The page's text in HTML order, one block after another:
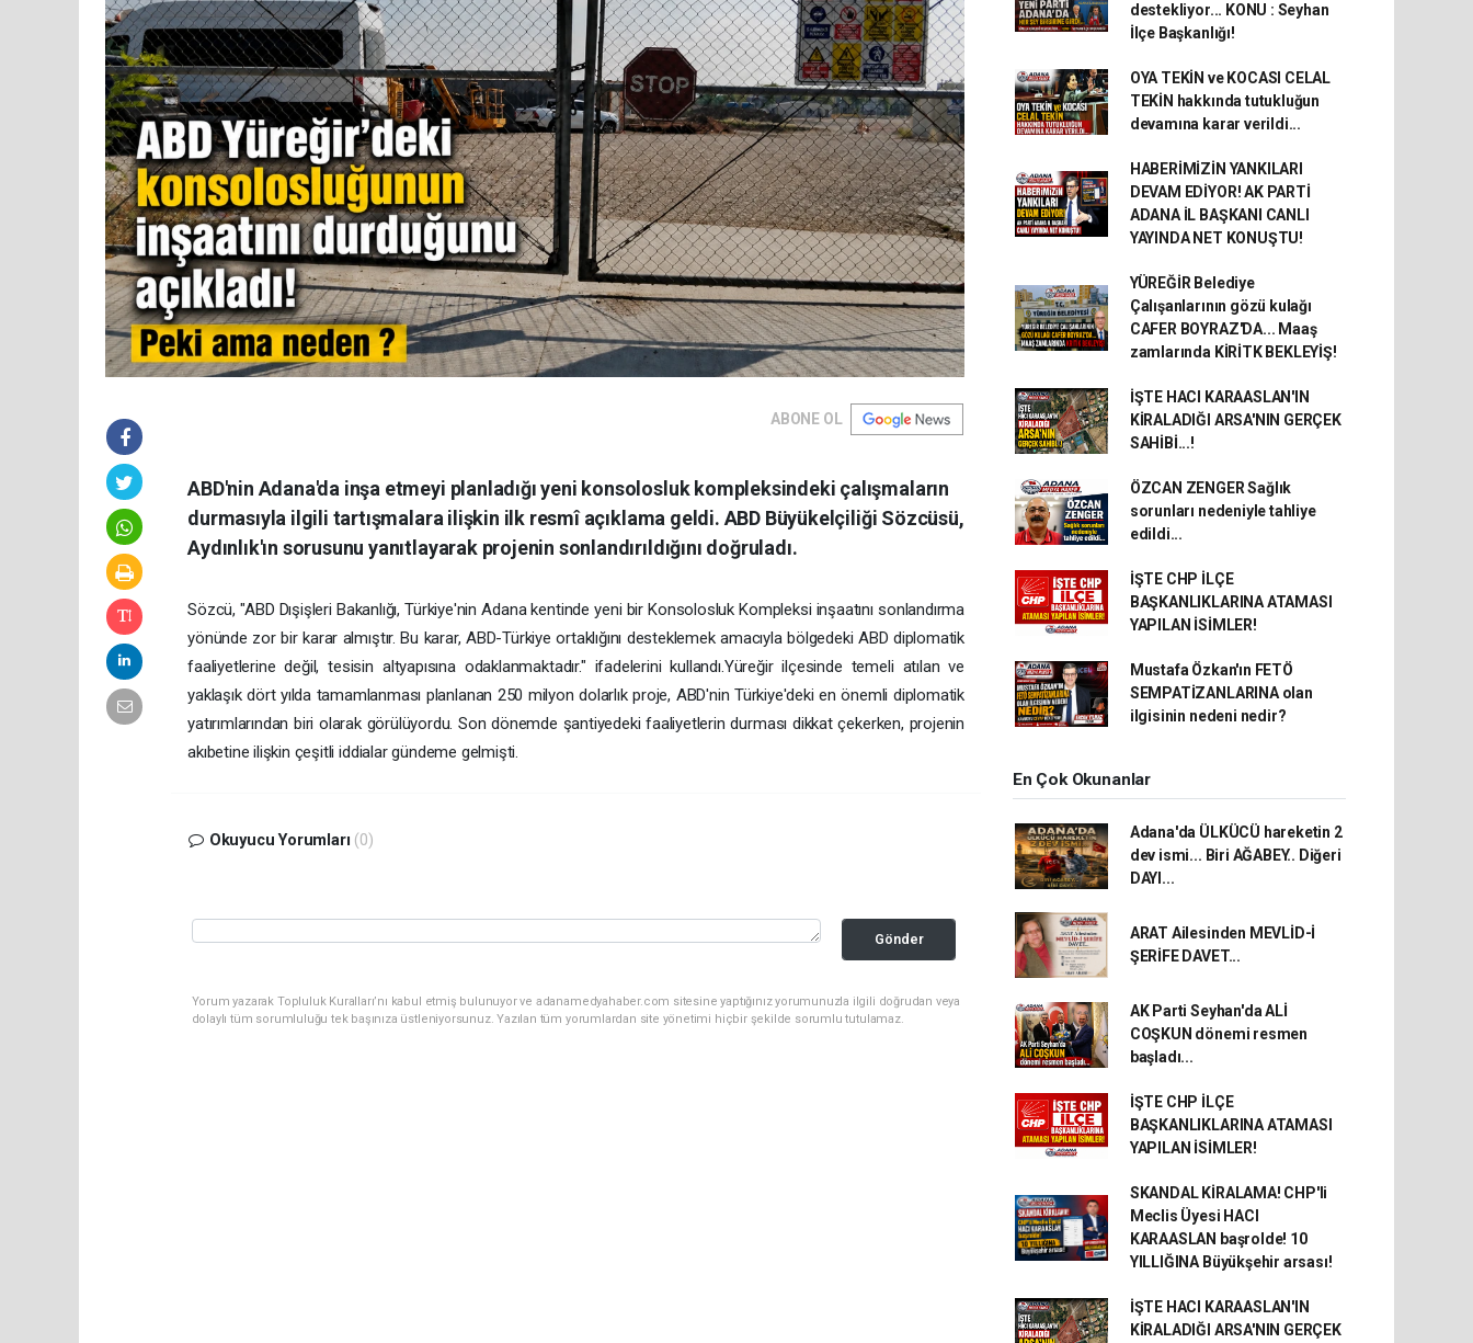
ABONE OL
ABD'nin Adana'da inşa etmeyi planladığı yeni konsolosluk kompleksindeki çalışmaların
durmasıyla ilgili tartışmalara ilişkin ilk resmî açıklama geldi. ABD Büyükelçiliği Sözcüsü,
Aydınlık'ın sorusunu yanıtlayarak projenin sonlandırıldığını doğruladı.
Sözcü, "ABD Dışişleri Bakanlığı, Türkiye'nin Adana kentinde yeni bir Konsolosluk Kompleksi inşaatını sonlandırma
yönünde zor bir karar almıştır. Bu karar, ABD-Türkiye ortaklığını desteklemek amacıyla bölgedeki ABD diplomatik
faaliyetlerine değil, tesisin altyapısına odaklanmaktadır." ifadelerini kullandı.Yüreğir ilçesinde temeli atılan ve
yaklaşık dört yılda tamamlanması planlanan 250 milyon dolarlık proje, ABD'nin Türkiye'deki en önemli diplomatik
yatırımlarından biri olarak görülüyordu. Son dönemde şantiyedeki faaliyetlerin durması dikkat çekerken, projenin
akıbetine ilişkin çeşitli iddialar gündeme gelmişti.
Okuyucu Yorumları (0)
Gönder
Yorum yazarak Topluluk Kuralları’nı kabul etmiş bulunuyor ve adanamedyahaber.com sitesine yaptığınız yorumunuzla ilgili doğrudan veya
dolaylı tüm sorumluluğu tek başınıza üstleniyorsunuz. Yazılan tüm yorumlardan site yönetimi hiçbir şekilde sorumlu tutulamaz.
destekliyor... KONU : Seyhan
İlçe Başkanlığı!
OYA TEKİN ve KOCASI CELAL
TEKİN hakkında tutukluğun
devamına karar verildi...
HABERİMİZİN YANKILARI
DEVAM EDİYOR! AK PARTİ
ADANA İL BAŞKANI CANLI
YAYINDA NET KONUŞTU!
YÜREĞİR Belediye
Çalışanlarının gözü kulağı
CAFER BOYRAZ'DA... Maaş
zamlarında KİRİTK BEKLEYİŞ!
İŞTE HACI KARAASLAN'IN
KİRALADIĞI ARSA'NIN GERÇEK
SAHİBİ...!
ÖZCAN ZENGER Sağlık
sorunları nedeniyle tahliye
edildi...
İŞTE CHP İLÇE
BAŞKANLIKLARINA ATAMASI
YAPILAN İSİMLER!
Mustafa Özkan'ın FETÖ
SEMPATİZANLARINA olan
ilgisinin nedeni nedir?
En Çok Okunanlar
Adana'da ÜLKÜCÜ hareketin 2
dev ismi... Biri AĞABEY.. Diğeri
DAYI...
ARAT Ailesinden MEVLİD-İ
ŞERİFE DAVET...
AK Parti Seyhan'da ALİ
COŞKUN dönemi resmen
başladı...
İŞTE CHP İLÇE
BAŞKANLIKLARINA ATAMASI
YAPILAN İSİMLER!
SKANDAL KİRALAMA! CHP'li
Meclis Üyesi HACI
KARAASLAN başrolde! 10
YILLIĞINA Büyükşehir arsası!
İŞTE HACI KARAASLAN'IN
KİRALADIĞI ARSA'NIN GERÇEK